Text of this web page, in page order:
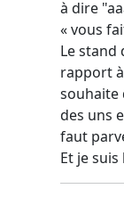
à dire
« vous
Le stand
rapport
souhaite
des uns
faut
Et je